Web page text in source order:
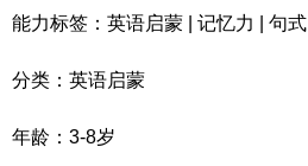
能力标签：英语启蒙 | 记忆力 | 句式
分类：英语启蒙
年龄：3-8岁